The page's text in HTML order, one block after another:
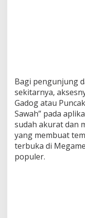
Bagi pengunjung
sekitarnya,
Gadog atau
Sawah” pada
sudah akurat dan
yang membuat
terbuka di
populer.